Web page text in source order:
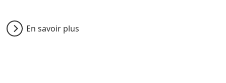
En savoir plus